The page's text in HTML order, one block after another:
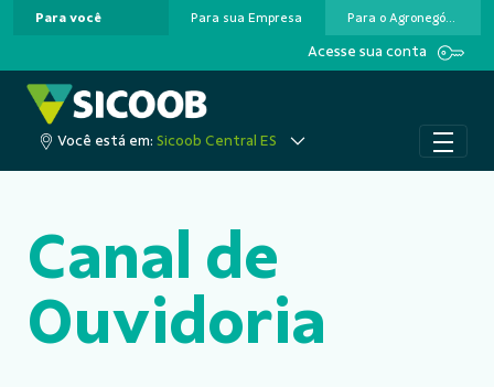
Pular para o Conteúdo principal
Para você Para sua Empresa Para o Agronegócio
Acesse sua conta
Você está em: Sicoob Central ES
Canal de
Ouvidoria